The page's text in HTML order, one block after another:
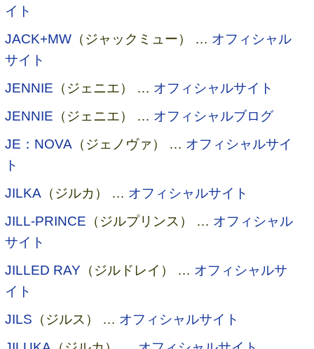
イト
JACK+MW （ジャックミュー） … オフィシャル
サイト
JENNIE （ジェニエ） … オフィシャルサイト
JENNIE （ジェニエ） … オフィシャルブログ
JE：NOVA （ジェノヴァ） … オフィシャルサイ
ト
JILKA （ジルカ） … オフィシャルサイト
JILL-PRINCE （ジルプリンス） … オフィシャル
サイト
JILLED RAY （ジルドレイ） … オフィシャルサ
イト
JILS （ジルス） … オフィシャルサイト